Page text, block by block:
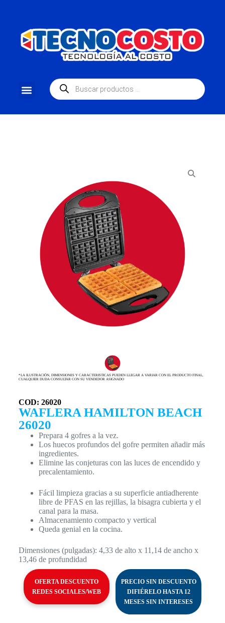
*LA ILUSTRACIÓN, DIMENSIONES Y CARACTERISTICAS PUEDEN LLEGAR A VARIAR CON EL PRODUCTO FINAL,
CUALQUIER DUDA CONSULTAR CON SU VENDEDOR ASIGNADO
COD: 26020
WAFLERA HAMILTON BEACH
26020
Prepara 4 gofres a la vez.
Los huecos profundos del gofre permiten añadir más
ingredientes.
Elimine las conjeturas con las luces de encendido y
precalentamiento.
Fácil limpieza gracias a su superficie antiadherente
libre de PFAS en las rejillas, la bisagra cubierta y el
canal para la masa.
Almacenamiento compacto y vertical
Queda genial en la cocina.
Dimensiones (pulgadas): 4,33 de alto x 11,14 de ancho x
13,46 de profundidad
OFERTA DESCUENTO
REDES SOCIALES/WEB
PRECIO SIN DESCUENTO
DIFIÉRELO HASTA 12
MESES SIN INTERESES